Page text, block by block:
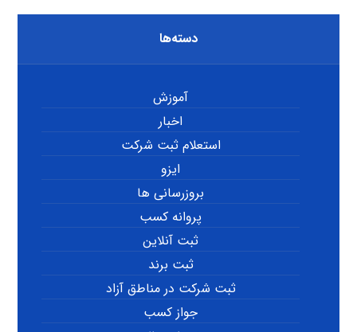
دسته‌ها
آموزش
اخبار
استعلام ثبت شرکت
ایزو
بروزرسانی ها
پروانه کسب
ثبت آنلاین
ثبت برند
ثبت شرکت در مناطق آزاد
جواز کسب